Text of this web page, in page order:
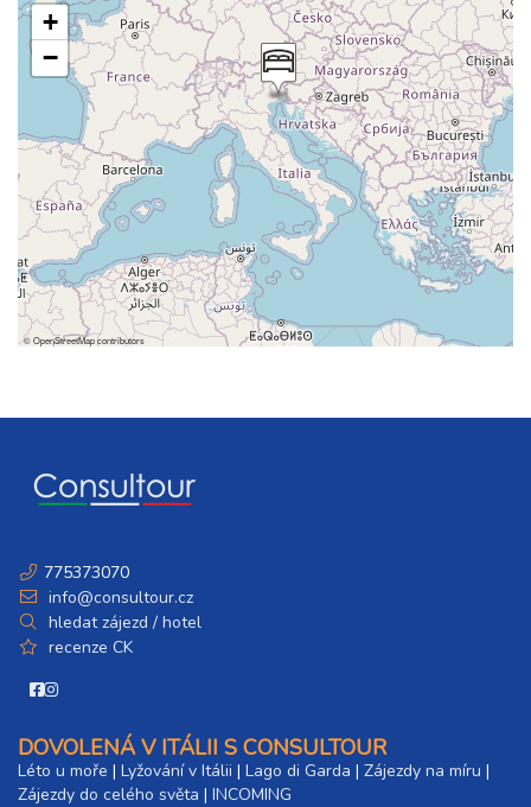
20 800 Kč rezervovat
29.08. - 03.09.26
sobota - čtvrtek
6 dní (5 nocí)
26 000 Kč rezervovat
29.08. - 05.09.26
sobota - sobota
8 dní (7 nocí)
29 100 Kč rezervovat
+
−
©OpenStreetMapcontributors
775373070
info@consultour.cz
hledat zájezd / hotel
recenze CK
DOVOLENÁ V ITÁLII S CONSULTOUR
Léto u moře | Lyžování v Itálii | Lago di Garda | Zájezdy na míru |
Zájezdy do celého světa | INCOMING